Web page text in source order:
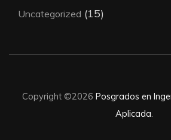
Uncategorized (15)
Copyright ©2026 Posgrados en
Aplicada.